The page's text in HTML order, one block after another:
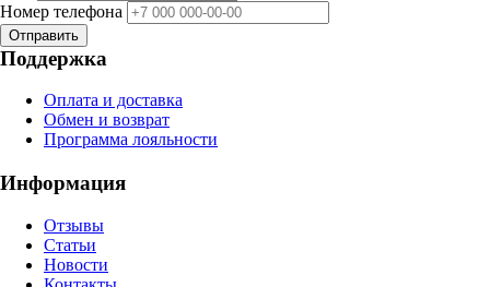
Номер телефона
Отправить
Поддержка
Оплата и доставка
Обмен и возврат
Программа лояльности
Информация
Отзывы
Статьи
Новости